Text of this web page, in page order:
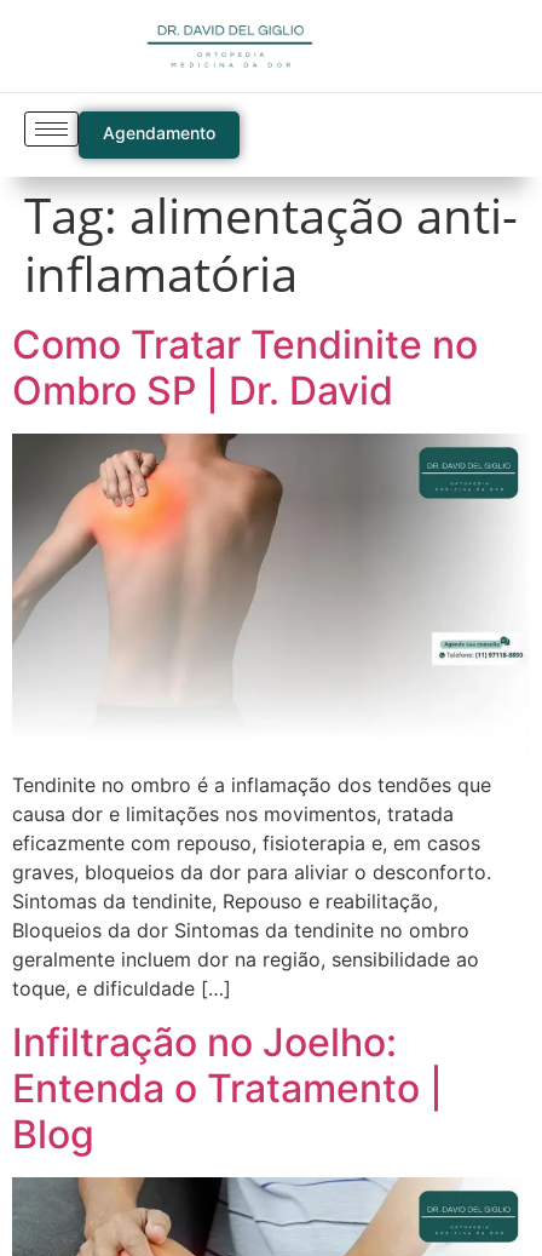
Agendamento
Tag:alimentação anti-
inflamatória
Como Tratar Tendinite no
Ombro SP | Dr. David
Tendinite no ombro é a inflamação dos tendões que
causa dor e limitações nos movimentos, tratada
eficazmente com repouso, fisioterapia e, em casos
graves, bloqueios da dor para aliviar o desconforto.
Sintomas da tendinite, Repouso e reabilitação,
Bloqueios da dor Sintomas da tendinite no ombro
geralmente incluem dor na região, sensibilidade ao
toque, e dificuldade […]
Infiltração no Joelho:
Entenda o Tratamento |
Blog